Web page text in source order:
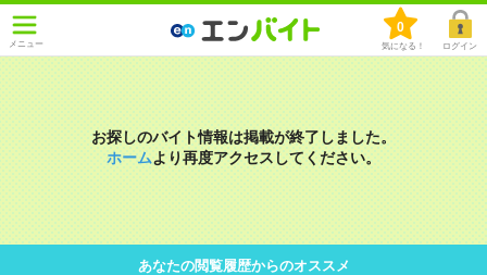
メニュー
0
気になる！ ログイン
お探しのバイト情報は掲載が終了しました。
ホームより再度アクセスしてください。
あなたの閲覧履歴からのオススメ